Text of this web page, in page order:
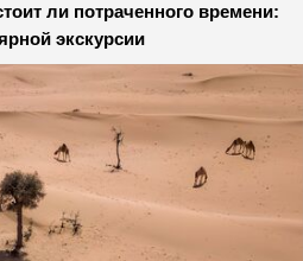
ли потраченного времени:
экскурсии